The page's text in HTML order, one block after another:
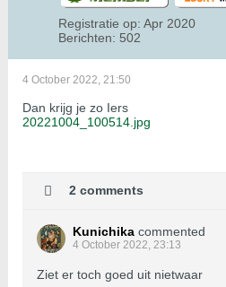
Registratie op: Apr 2020
Berichten: 502
4 October 2022, 21:50
Dan krijg je zo Iers
20221004_100514.jpg
2 comments
Kunichika commented
4 October 2022, 23:13
Ziet er toch goed uit nietwaar